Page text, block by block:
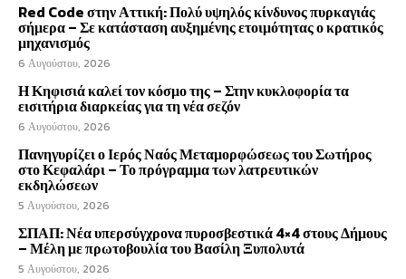
Red Code στην Αττική: Πολύ υψηλός κίνδυνος πυρκαγιάς
σήμερα – Σε κατάσταση αυξημένης ετοιμότητας ο κρατικός
μηχανισμός
6 Αυγούστου, 2026
Η Κηφισιά καλεί τον κόσμο της – Στην κυκλοφορία τα
εισιτήρια διαρκείας για τη νέα σεζόν
6 Αυγούστου, 2026
Πανηγυρίζει ο Ιερός Ναός Μεταμορφώσεως του Σωτήρος
στο Κεφαλάρι – Το πρόγραμμα των λατρευτικών
εκδηλώσεων
5 Αυγούστου, 2026
ΣΠΑΠ: Νέα υπερσύγχρονα πυροσβεστικά 4×4 στους Δήμους
– Μέλη με πρωτοβουλία του Βασίλη Ξυπολυτά
5 Αυγούστου, 2026